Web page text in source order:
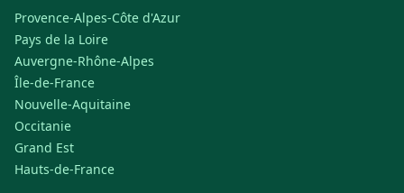
Provence-Alpes-Côte d'Azur
Pays de la Loire
Auvergne-Rhône-Alpes
Île-de-France
Nouvelle-Aquitaine
Occitanie
Grand Est
Hauts-de-France